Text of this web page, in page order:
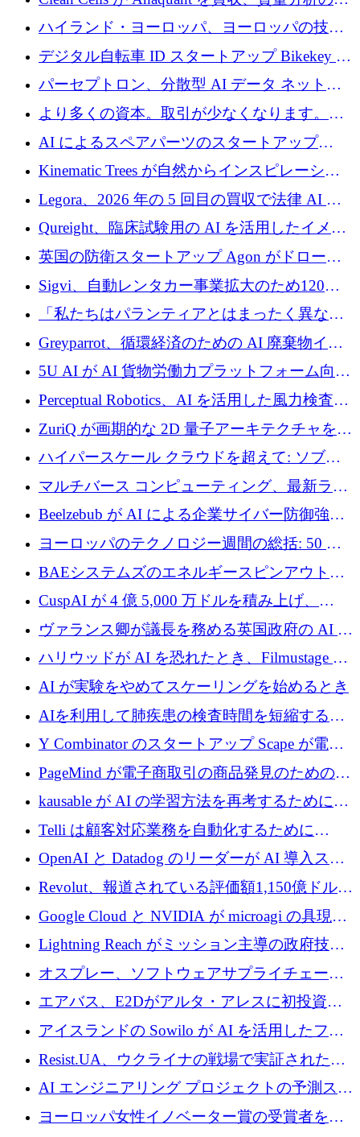
門知識によるバイオ医薬品の品質管理を拡大
ハイランド・ヨーロッパ、ヨーロッパの技術
規模拡大を支援するために11億ユーロのファ
ンドVIを閉鎖
デジタル自転車 ID スタートアップ Bikekey が
TÖNNJES への投資を確保
パーセプトロン、分散型 AI データ ネットワ
ークの構築に 650 万ドルを調達
より多くの資本。取引が少なくなります。
2026 年上半期がヨーロッパのテクノロジーに
ついて語ること
AI によるスペアパーツのスタートアップ
Intropy が 1,100 万ドルを調達
Kinematic Trees が自然からインスピレーショ
ンを得たロボット ソフトウェアを拡張するた
めに 58 万 5,000 ポンドを調達
Legora、2026 年の 5 回目の買収で法律 AI ス
タートアップ Wexler を買収
Qureight、臨床試験用の AI を活用したイメー
ジング プラットフォームを拡張するためにシ
リーズ B で 2,000 万ドルを確保
英国の防衛スタートアップ Agon がドローン
攻撃に対抗する仮想戦場を構築、3,000 万ドル
を調達
Sigvi、自動レンタカー事業拡大のため120万
ユーロを調達
「私たちはパランティアとはまったく異なる
会社です」とフランス人の「控えめな」後任
者は言う
Greyparrot、循環経済のための AI 廃棄物イン
テリジェンスを拡張するためにシリーズ B で
2,700 万ドルを確保
5U AI が AI 貨物労働力プラットフォーム向け
に 320 万ドルのプレシードを獲得
Perceptual Robotics、AI を活用した風力検査の
規模拡大に向けて 400 万ポンド以上を確保
ZuriQ が画期的な 2D 量子アーキテクチャを拡
張するために 2,550 万ドルを調達
ハイパースケール クラウドを超えて: ソブリ
ン コンピューティングに対する DFINITY の
ビジョン
マルチバース コンピューティング、最新ラウ
ンドで最大 5 億 7,000 万ドルを目標
Beelzebub が AI による企業サイバー防御強化
のために 300 万ユーロを調達
ヨーロッパのテクノロジー週間の総括: 50 以
上の取引に 10 億ユーロ以上を投資
BAEシステムズのエネルギースピンアウト原
子力タービンが1500万ポンドの資金調達でス
テルスから浮上
CuspAI が 4 億 5,000 万ドルを積み上げ、
Resist.UA が 5,000 万ユーロの基金を立ち上
げ、DSIT が廃止される
ヴァランス卿が議長を務める英国政府の AI タ
スクフォースが発足
ハリウッドが AI を恐れたとき、Filmustage は
代わりにプリプロダクションに賭けました
AI が実験をやめてスケーリングを始めるとき
AIを利用して肺疾患の検査時間を短縮する英
国のヘルステック挑戦者が1900万ドルを獲得
Y Combinator のスタートアップ Scape が電子
メールを再考するために 320 万ドルを調達し
てステルスから浮上
PageMind が電子商取引の商品発見のための
AI を拡張するために 120 万ユーロを調達
kausable が AI の学習方法を再考するために
1,200 万ユーロを調達
Telli は顧客対応業務を自動化するために
1,500 万ドルのシードを確保
OpenAI と Datadog のリーダーが AI 導入スタ
ートアップ Arrakis を支援
Revolut、報道されている評価額1,150億ドルで
の新たな二次株式売却を確認
Google Cloud と NVIDIA が microagi の具現化
された AI の野望を推進
Lightning Reach がミッション主導の政府技術
グループとしてポートフォリオを拡大し ETG
に買収
オスプレー、ソフトウェアサプライチェーン
攻撃を阻止するために265万ドルを確保
エアバス、E2Dがアルタ・アレスに初投資、
欧州防衛技術ファンドに5億ユーロを拠出
アイスランドの Sowilo が AI を活用したファ
ッション製品インテリジェンス プラットフォ
ームを拡大するためにプレシードを調達
Resist.UA、ウクライナの戦場で実証された防
衛技術を拡大するために5,000万ユーロの欧州
基金を立ち上げる
AI エンジニアリング プロジェクトの予測スタ
ートアップ Cascade が a16z アクセラレータか
らの支援を獲得
ヨーロッパ女性イノベーター賞の受賞者を紹